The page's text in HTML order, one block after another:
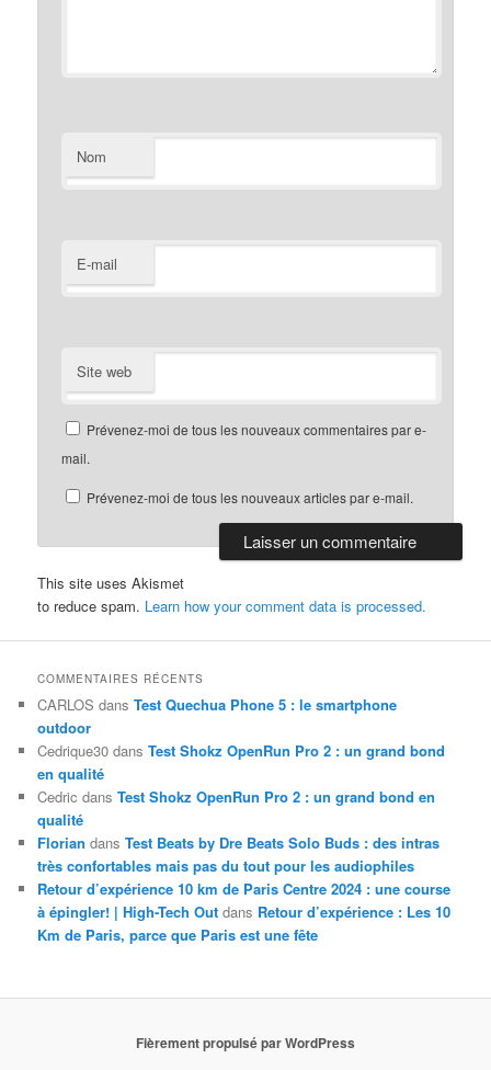
Nom
E-mail
Site web
Prévenez-moi de tous les nouveaux commentaires par e-
mail.
Prévenez-moi de tous les nouveaux articles par e-mail.
This site uses Akismet
to reduce spam. Learn how your comment data is processed.
COMMENTAIRES RÉCENTS
CARLOS dansTest Quechua Phone 5 : le smartphone
outdoor
Cedrique30 dansTest Shokz OpenRun Pro 2 : un grand bond
en qualité
Cedric dansTest Shokz OpenRun Pro 2 : un grand bond en
qualité
Florian dansTest Beats by Dre Beats Solo Buds : des intras
très confortables mais pas du tout pour les audiophiles
Retour d’expérience 10 km de Paris Centre 2024 : une course
à épingler! | High-Tech Out dans Retour d’expérience : Les 10
Km de Paris, parce que Paris est une fête
Fièrement propulsé par WordPress